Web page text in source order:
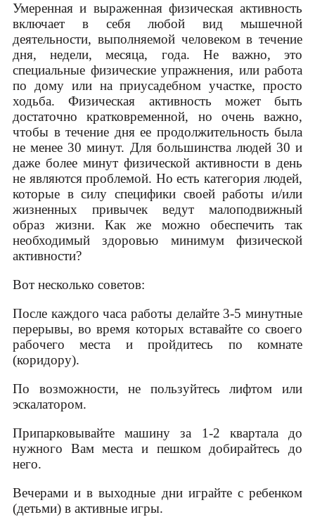
Умеренная и выраженная физическая активность
включает в себя любой вид мышечной
деятельности, выполняемой человеком в течение
дня, недели, месяца, года. Не важно, это
специальные физические упражнения, или работа
по дому или на приусадебном участке, просто
ходьба. Физическая активность может быть
достаточно кратковременной, но очень важно,
чтобы в течение дня ее продолжительность была
не менее 30 минут. Для большинства людей 30 и
даже более минут физической активности в день
не являются проблемой. Но есть категория людей,
которые в силу специфики своей работы и/или
жизненных привычек ведут малоподвижный
образ жизни. Как же можно обеспечить так
необходимый здоровью минимум физической
активности?
Вот несколько советов:
После каждого часа работы делайте 3-5 минутные
перерывы, во время которых вставайте со своего
рабочего места и пройдитесь по комнате
(коридору).
По возможности, не пользуйтесь лифтом или
эскалатором.
Припарковывайте машину за 1-2 квартала до
нужного Вам места и пешком добирайтесь до
него.
Вечерами и в выходные дни играйте с ребенком
(детьми) в активные игры.